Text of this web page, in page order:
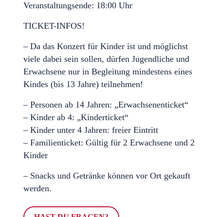
Veranstaltungsende: 18:00 Uhr
TICKET-INFOS!
– Da das Konzert für Kinder ist und möglichst
viele dabei sein sollen, dürfen Jugendliche und
Erwachsene nur in Begleitung mindestens eines
Kindes (bis 13 Jahre) teilnehmen!
– Personen ab 14 Jahren: „Erwachsenenticket“
– Kinder ab 4: „Kinderticket“
– Kinder unter 4 Jahren: freier Eintritt
– Familienticket: Gültig für 2 Erwachsene und 2
Kinder
– Snacks und Getränke können vor Ort gekauft
werden.